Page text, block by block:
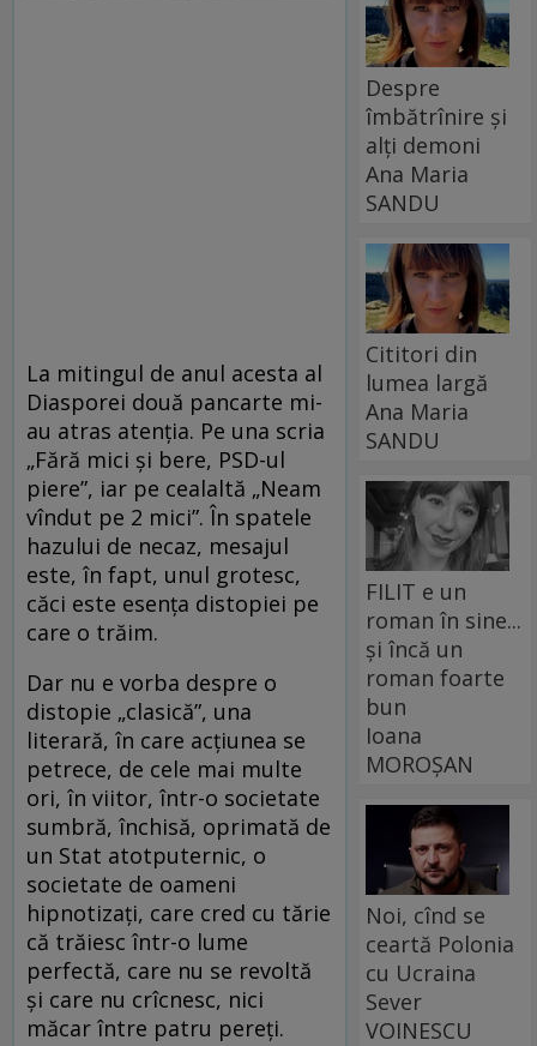
La mitingul de anul acesta al
Diasporei două pancarte mi-
au atras atenția. Pe una scria
„Fără mici și bere, PSD-ul
piere”, iar pe cealaltă „Neam
vîndut pe 2 mici”. În spatele
hazului de necaz, mesajul
este, în fapt, unul grotesc,
căci este esența distopiei pe
care o trăim.
Dar nu e vorba despre o
distopie „clasică”, una
literară, în care acțiunea se
petrece, de cele mai multe
ori, în viitor, într-o societate
sumbră, închisă, oprimată de
un Stat atotputernic, o
societate de oameni
hipnotizați, care cred cu tărie
că trăiesc într-o lume
perfectă, care nu se revoltă
și care nu crîcnesc, nici
măcar între patru pereți.
Despre
îmbătrînire și
alți demoni
Ana Maria
SANDU
Cititori din
lumea largă
Ana Maria
SANDU
FILIT e un
roman în sine...
și încă un
roman foarte
bun
Ioana
MOROȘAN
Noi, cînd se
ceartă Polonia
cu Ucraina
Sever
VOINESCU